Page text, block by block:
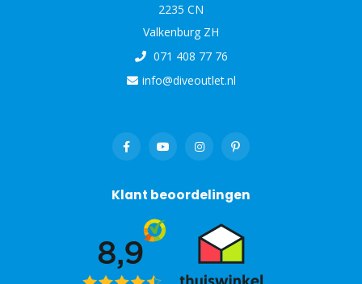
2235 CN
Valkenburg ZH
071 408 77 76
info@diveoutlet.nl
Klant beoordelingen